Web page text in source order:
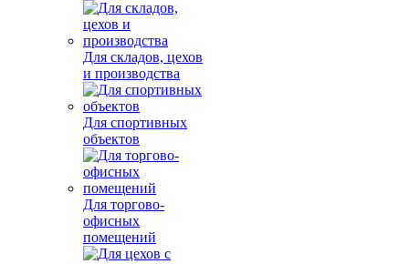
Для складов, цехов
и производства
Для спортивных
объектов
Для торгово-
офисных
помещений